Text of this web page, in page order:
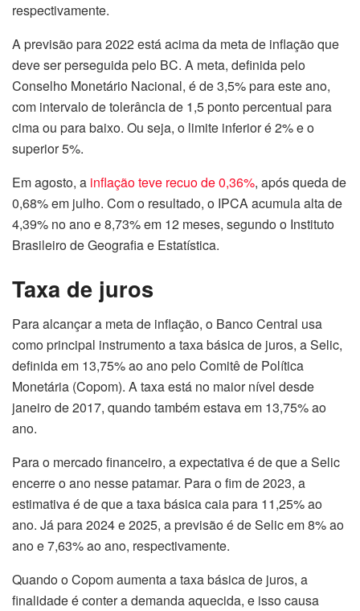
respectivamente.
A previsão para 2022 está acima da meta de inflação que
deve ser perseguida pelo BC. A meta, definida pelo
Conselho Monetário Nacional, é de 3,5% para este ano,
com intervalo de tolerância de 1,5 ponto percentual para
cima ou para baixo. Ou seja, o limite inferior é 2% e o
superior 5%.
Em agosto, a inflação teve recuo de 0,36%, após queda de
0,68% em julho. Com o resultado, o IPCA acumula alta de
4,39% no ano e 8,73% em 12 meses, segundo o Instituto
Brasileiro de Geografia e Estatística.
Taxa de juros
Para alcançar a meta de inflação, o Banco Central usa
como principal instrumento a taxa básica de juros, a Selic,
definida em 13,75% ao ano pelo Comitê de Política
Monetária (Copom). A taxa está no maior nível desde
janeiro de 2017, quando também estava em 13,75% ao
ano.
Para o mercado financeiro, a expectativa é de que a Selic
encerre o ano nesse patamar. Para o fim de 2023, a
estimativa é de que a taxa básica caia para 11,25% ao
ano. Já para 2024 e 2025, a previsão é de Selic em 8% ao
ano e 7,63% ao ano, respectivamente.
Quando o Copom aumenta a taxa básica de juros, a
finalidade é conter a demanda aquecida, e isso causa